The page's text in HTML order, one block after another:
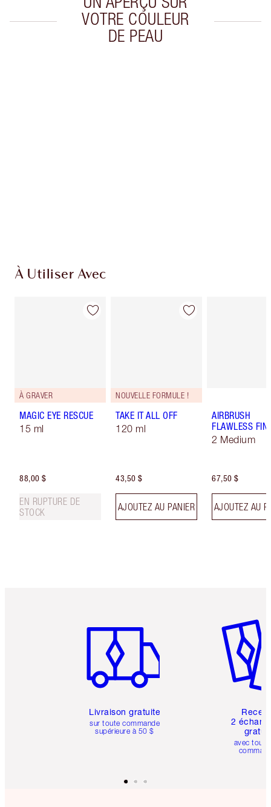
VOTRE COULEUR
DE PEAU
À Utiliser Avec
À GRAVER
MAGIC EYE RESCUE
15 ml
88,00 $
EN RUPTURE DE
STOCK
NOUVELLE FORMULE !
TAKE IT ALL OFF
120 ml
43,50 $
AJOUTEZ AU PANIER
AIRBRUSH
FLAWLESS
2 Medium
67,50 $
AJOUTEZ AU
Livraison gratuite
sur toute commande
supérieure à 50 $
2
avec